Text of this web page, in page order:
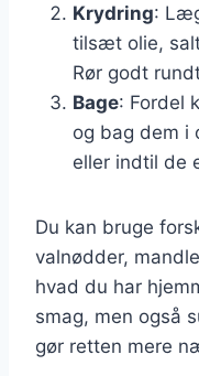
Krydring:
tilsæt olie,
Rør godt
Bage: Fordel
og bag dem i
eller indtil de
Du kan bruge
valnødder,
hvad du har
smag, men også
gør retten mere